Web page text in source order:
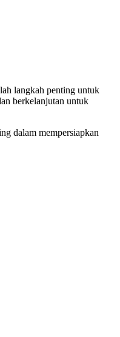
langkah penting untuk
berkelanjutan untuk
dalam mempersiapkan